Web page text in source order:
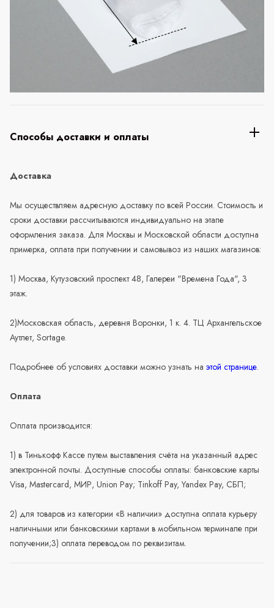
Способы доставки и оплаты
Доставка
Мы осуществляем адресную доставку по всей России. Стоимость и
сроки доставки рассчитываются индивидуально на этапе
оформления заказа. Для Москвы и Московской области доступна
примерка, оплата при получении и самовывоз из наших магазинов:
1) Москва, Кутузовский проспект 48, Галереи "Времена Года", 3
этаж.
2)Московская область, деревня Воронки, 1 к. 4. ТЦ Архангельское
Аутлет, Sortage.
Подробнее об условиях доставки можно узнать на этой странице.
Оплата
Оплата производится:
1) в Тинькофф Кассе путем выставления счёта на указанный адрес
электронной почты. Доступные способы оплаты: банковские карты
Visa, Mastercard, МИР, Union Pay; Tinkoff Pay, Yandex Pay, СБП;
2) для товаров из категории «В наличии» доступна оплата курьеру
наличными или банковскими картами в мобильном терминале при
получении;3) оплата переводом по реквизитам.